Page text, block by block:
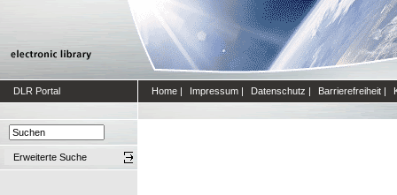
DLR Portal Home | Impressum | Datenschutz | Barrierefreiheit |
Erweiterte Suche